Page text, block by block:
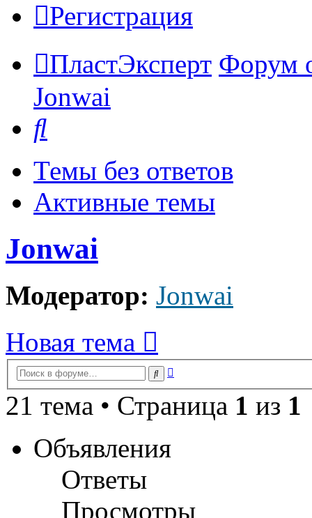
Регистрация
ПластЭксперт Форум
Jonwai
Темы без ответов
Активные темы
Jonwai
Модератор: Jonwai
Новая тема
Поиск
21 тема • Страница 1 из 1
Объявления
Ответы
Просмотры